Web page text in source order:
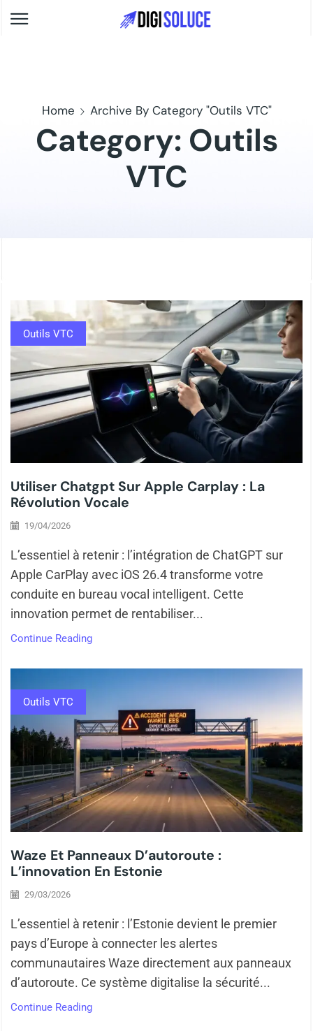
Home Archive By Category "Outils VTC"
Category: Outils
VTC
Outils VTC
Utiliser Chatgpt Sur Apple Carplay : La
Révolution Vocale
19/04/2026
L’essentiel à retenir : l’intégration de ChatGPT sur
Apple CarPlay avec iOS 26.4 transforme votre
conduite en bureau vocal intelligent. Cette
innovation permet de rentabiliser...
Continue Reading
Outils VTC
Waze Et Panneaux D’autoroute :
L’innovation En Estonie
29/03/2026
L’essentiel à retenir : l’Estonie devient le premier
pays d’Europe à connecter les alertes
communautaires Waze directement aux panneaux
d’autoroute. Ce système digitalise la sécurité...
Continue Reading